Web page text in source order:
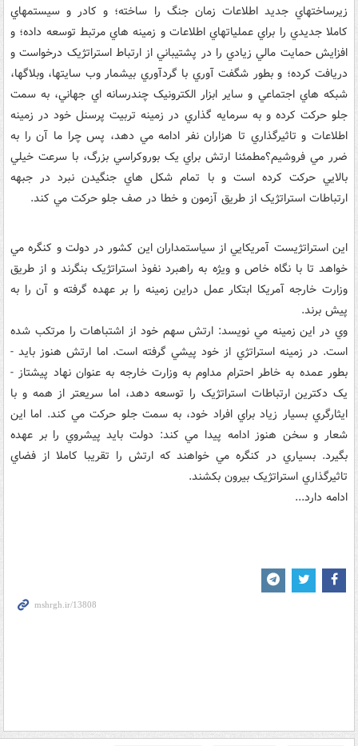
زيرساختهاي جديد اطلاعات زمان جنگ را ساخته؛ و کادر و سيستمهاي
کاملا جديدي را براي عملياتهاي اطلاعات و زمينه هاي مرتبط توسعه داده؛ و
افزايش حمايت مالي زيادي را در پشتيباني از ارتباط استراتژيک درخواست و
دريافت کرده؛ و بطور شگفت آوري با گردآوري بيشمار وب سايتها، وبلاگها،
شبکه هاي اجتماعي و ساير ابزار الکترونيک چندرسانه اي جهاني، به سمت
جلو حرکت کرده و به سرمايه گذاري در زمينه تربيت پرسنل خود در زمينه
اطلاعات و تاثيرگذاري تا هزاران نفر ادامه مي دهد، پس چرا ما آن را به
ضرر مي فروشيم؟مطمئنا ارتش براي يک بوروکراسي بزرگ، با سرعت خيلي
بالايي حرکت کرده است و با تمام شکل هاي جنگيدن نبرد در جبهه
ارتباطات استراتژيک از طريق آزمون و خطا در صف جلو حرکت مي کند.
اين استراتژيست آمريکايي از سياستمداران اين کشور در دولت و کنگره مي
خواهد تا با نگاه خاص و ويژه به راهبرد نفوذ استراتژيک بنگرند و از طريق
وزارت خارجه آمريکا ابتکار عمل دراين زمينه را بر عهده گرفته و آن را به
پيش برند.
وي در اين زمينه مي نويسد: ارتش سهم خود از اشتباهات را مرتکب شده
است. در زمينه استراتژي از خود پيشي گرفته است. اما ارتش هنوز بايد -
بطور عمده به خاطر احترام مداوم به وزارت خارجه به عنوان نهاد پيشتاز -
يک دکترين ارتباطات استراتژيک را توسعه دهد، اما سريعتر از همه و با
ايثارگري بسيار زياد براي افراد خود، به سمت جلو حرکت مي کند. اما اين
شعار و سخن هنوز ادامه پيدا مي کند: دولت بايد پيشروي را بر عهده
بگيرد. بسياري در کنگره مي خواهند که ارتش را تقريبا کاملا از فضاي
تاثيرگذاري استراتژيک بيرون بکشند.
ادامه دارد...